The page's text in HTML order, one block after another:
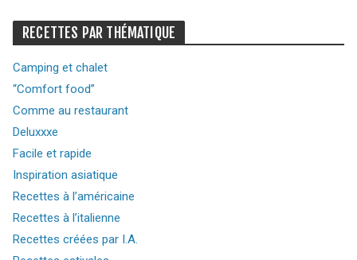
RECETTES PAR THÉMATIQUE
Camping et chalet
“Comfort food”
Comme au restaurant
Deluxxxe
Facile et rapide
Inspiration asiatique
Recettes à l’américaine
Recettes à l’italienne
Recettes créées par I.A.